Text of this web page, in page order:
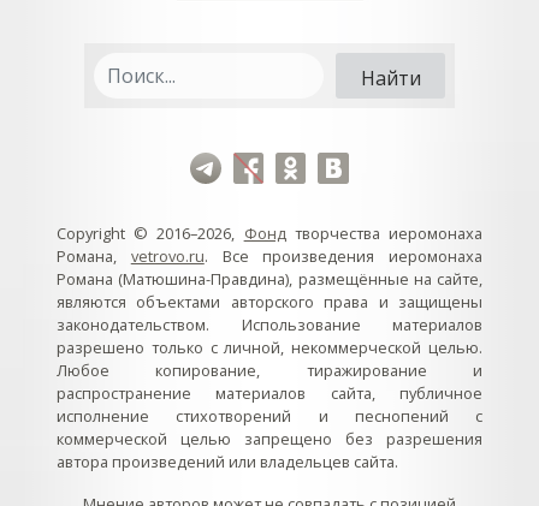
Copyright © 2016–2026, Фондтворчества иеромонаха
Романа, vetrovo.ru. Все произведения иеромонаха
Романа (Матюшина-Правдина), размещённые на сайте,
являются объектами авторского права и защищены
законодательством. Использование материалов
разрешено только с личной, некоммерческой целью.
Любое копирование, тиражирование и
распространение материалов сайта, публичное
исполнение стихотворений и песнопений с
коммерческой целью запрещено без разрешения
автора произведений или владельцев сайта.